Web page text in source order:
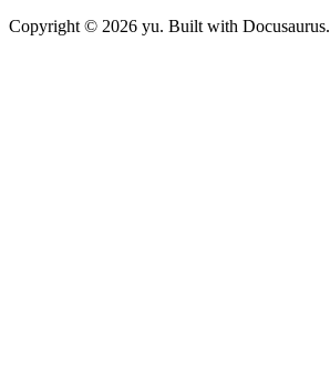
Copyright © 2026 yu. Built with Docusaurus.